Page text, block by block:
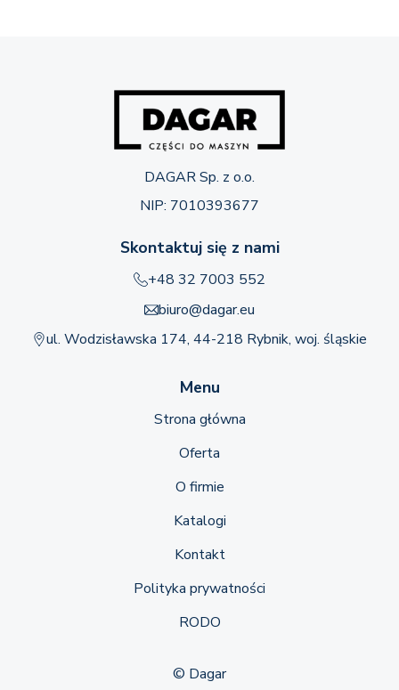
DAGAR Sp. z o.o.
NIP: 7010393677
Skontaktuj się z nami
+48 32 7003 552
biuro@dagar.eu
ul. Wodzisławska 174, 44-218 Rybnik, woj. śląskie
Menu
Strona główna
Oferta
O firmie
Katalogi
Kontakt
Polityka prywatności
RODO
© Dagar